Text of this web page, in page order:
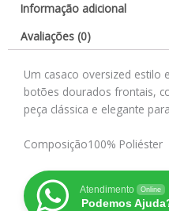
Informação adicional
Avaliações (0)
Um casaco oversized estilo
botões dourados frontais,
peça clássica e elegante
Composição100% Poliéster
Atendimento Online
Podemos